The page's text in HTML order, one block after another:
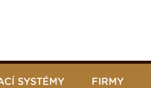
SYSTÉMY FIRMY